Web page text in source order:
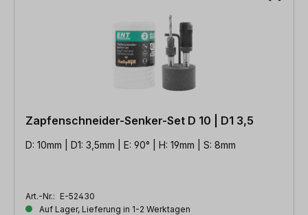
Zapfenschneider-Senker-Set D 10 | D1 3,5
D: 10mm | D1: 3,5mm | E: 90° | H: 19mm | S: 8mm
Art.-Nr.: E-52430
Auf Lager, Lieferung in 1-2 Werktagen